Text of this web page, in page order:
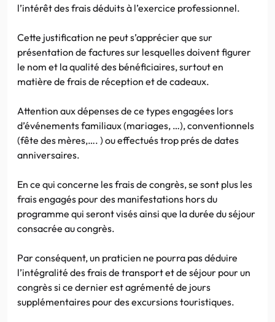
l’intérêt des frais déduits à l’exercice professionnel.
Cette justification ne peut s’apprécier que sur
présentation de factures sur lesquelles doivent figurer
le nom et la qualité des bénéficiaires, surtout en
matière de frais de réception et de cadeaux.
Attention aux dépenses de ce types engagées lors
d’événements familiaux (mariages, …), conventionnels
(fête des mères,…. ) ou effectués trop prés de dates
anniversaires.
En ce qui concerne les frais de congrès, se sont plus les
frais engagés pour des manifestations hors du
programme qui seront visés ainsi que la durée du séjour
consacrée au congrès.
Par conséquent, un praticien ne pourra pas déduire
l’intégralité des frais de transport et de séjour pour un
congrès si ce dernier est agrémenté de jours
supplémentaires pour des excursions touristiques.